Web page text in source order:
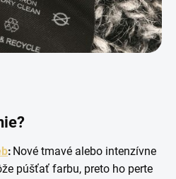
: Nové tmavé alebo intenzívne
púšťať farbu, preto ho perte